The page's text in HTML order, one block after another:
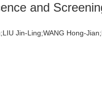
and
Jin-Ling;WANG Hong-